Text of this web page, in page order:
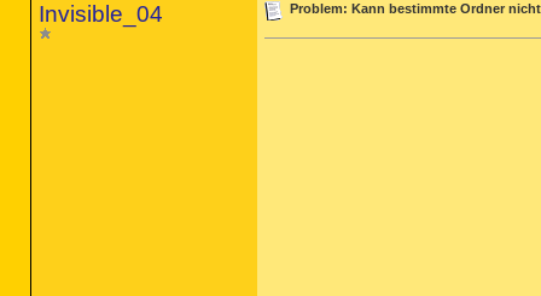
Invisible_04 Problem: Kann bestimmte Ordner